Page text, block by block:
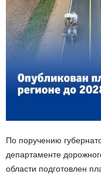
По поручению
департаменте
области подготовлен